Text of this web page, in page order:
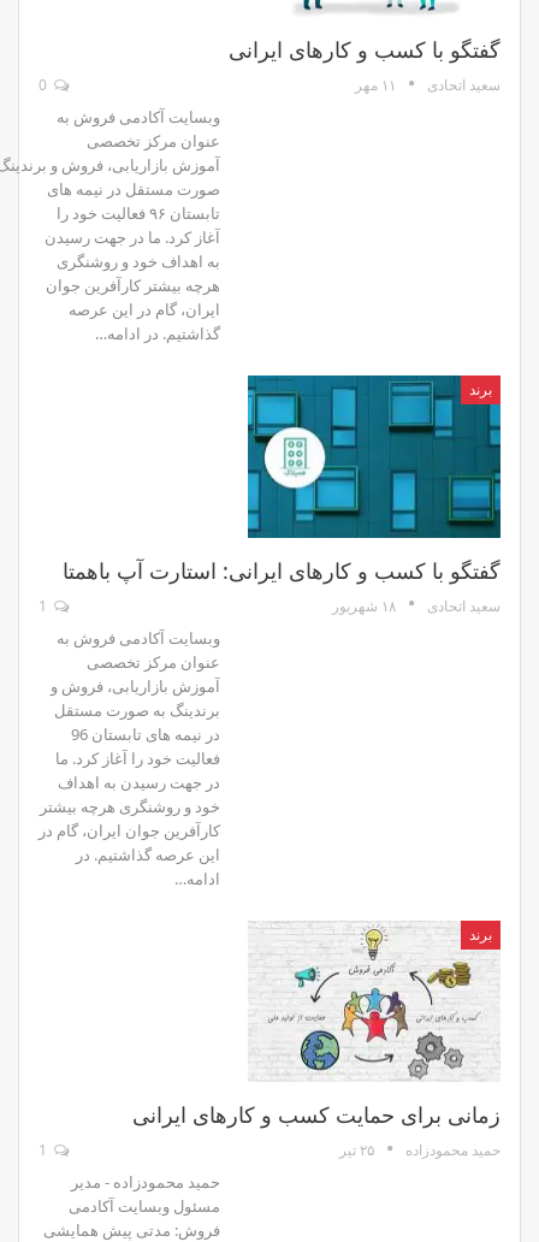
گفتگو با کسب ­و کارهای ایرانی
سعید اتحادی ۱۱ مهر
وبسایت آکادمی فروش به
عنوان مرکز تخصصی
آموزش بازاریابی، فروش و
صورت مستقل در نیمه­ های
تابستان ۹۶ فعالیت خود را
آغاز کرد. ما در جهت رسیدن
به اهداف خود و روشنگری
هرچه بیشتر کارآفرین جوان
ایران، گام در این عرصه
گذاشتیم. در ادامه…
برند
گفتگو با کسب ­و کارهای ایرانی: استارت آپ باهمتا
سعید اتحادی ۱۸ شهریور
وبسایت آکادمی فروش به
عنوان مرکز تخصصی
آموزش بازاریابی، فروش و
برندینگ به صورت مستقل
در نیمه­ های تابستان 96
فعالیت خود را آغاز کرد. ما
در جهت رسیدن به اهداف
خود و روشنگری هرچه بیشتر
کارآفرین جوان ایران، گام در
این عرصه گذاشتیم. در
ادامه…
برند
زمانی برای حمایت کسب و کارهای ایرانی
حمید محمودزاده ۲۵ تیر
حمید محمودزاده - مدیر
مسئول وبسایت آکادمی
فروش: مدتی پیش همایشی